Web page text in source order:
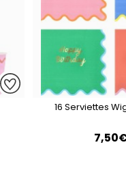
16 Serviettes